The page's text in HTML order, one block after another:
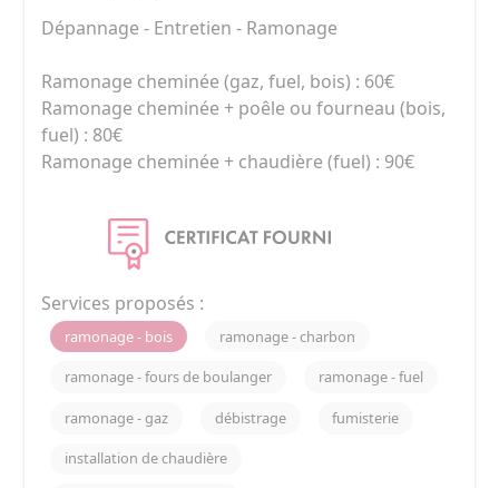
Dépannage - Entretien - Ramonage
Ramonage cheminée (gaz, fuel, bois) : 60€
Ramonage cheminée + poêle ou fourneau (bois,
fuel) : 80€
Ramonage cheminée + chaudière (fuel) : 90€
(fuel) : 130€
Ramonage cheminée + chauffe-eau (gaz) : 75€
Contrat bruleur (fuel) : 80€
Nettoyage cuve fuel : sur devis
Pose poêle bois/granulés : sur devis
Tubage conduit cheminée : sur devis
Pose de sanitaire : sur devis
Services proposés :
ramonage - bois ramonage - charbon
ramonage - fours de boulanger ramonage - fuel
ramonage - gaz débistrage fumisterie
installation de chaudière